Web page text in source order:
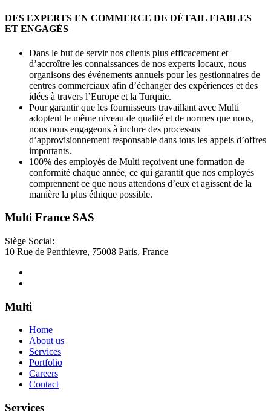
DES EXPERTS EN COMMERCE DE DÉTAIL FIABLES
ET ENGAGÉS
Dans le but de servir nos clients plus efficacement et
d’accroître les connaissances de nos experts locaux, nous
organisons des événements annuels pour les gestionnaires de
centres commerciaux afin d’échanger des expériences et des
idées à travers l’Europe et la Turquie.
Pour garantir que les fournisseurs travaillant avec Multi
adoptent le même niveau de qualité et de normes que nous,
nous nous engageons à inclure des processus
d’approvisionnement responsable dans tous les appels d’offres
importants.
100% des employés de Multi reçoivent une formation de
conformité chaque année, ce qui garantit que nos employés
comprennent ce que nous attendons d’eux et agissent de la
manière la plus éthique possible.
Multi France SAS
Siège Social:
10 Rue de Penthievre, 75008 Paris, France
Multi
Home
About us
Services
Portfolio
Careers
Contact
Services